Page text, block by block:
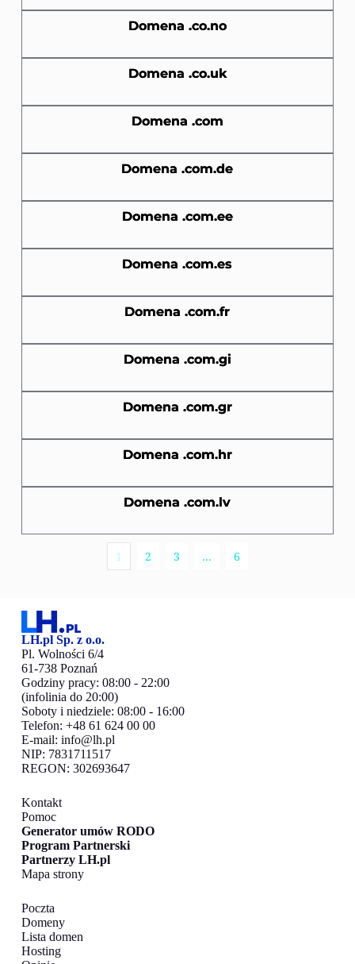
Domena .co.no
Domena .co.uk
Domena .com
Domena .com.de
Domena .com.ee
Domena .com.es
Domena .com.fr
Domena .com.gi
Domena .com.gr
Domena .com.hr
Domena .com.lv
1 2 3 … 6
LH.pl Sp. z o.o.
Pl. Wolności 6/4
61-738 Poznań
Godziny pracy: 08:00 - 22:00
(infolinia do 20:00)
Soboty i niedziele: 08:00 - 16:00
Telefon: +48 61 624 00 00
E-mail: info@lh.pl
NIP: 7831711517
REGON: 302693647
Kontakt
Pomoc
Generator umów RODO
Program Partnerski
Partnerzy LH.pl
Mapa strony
Poczta
Domeny
Lista domen
Hosting